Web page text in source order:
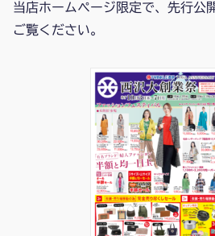
当店ホームページ限定で、先行公
ご覧ください。